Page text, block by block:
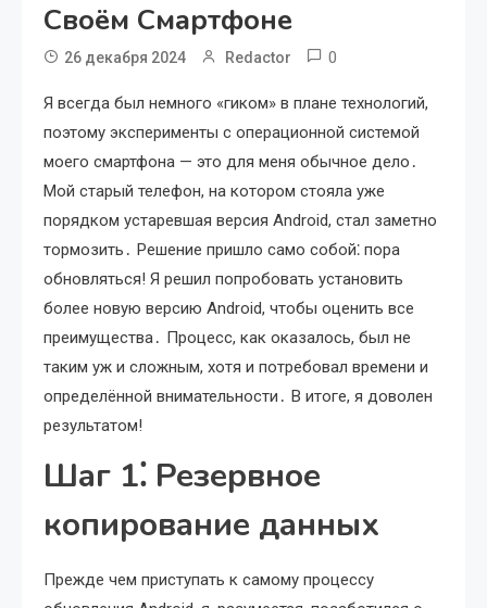
Своём Смартфоне
26 декабря 2024 Redactor 0
Я всегда был немного «гиком» в плане технологий,
поэтому эксперименты с операционной системой
моего смартфона — это для меня обычное дело․
Мой старый телефон, на котором стояла уже
порядком устаревшая версия Android, стал заметно
тормозить․ Решение пришло само собой⁚ пора
обновляться! Я решил попробовать установить
более новую версию Android, чтобы оценить все
преимущества․ Процесс, как оказалось, был не
таким уж и сложным, хотя и потребовал времени и
определённой внимательности․ В итоге, я доволен
результатом!
Шаг 1⁚ Резервное
копирование данных
Прежде чем приступать к самому процессу